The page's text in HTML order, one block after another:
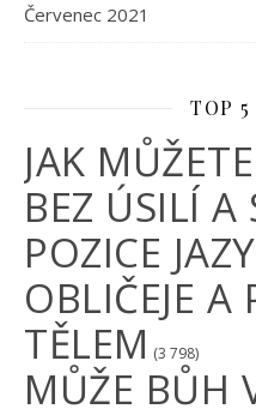
Červenec 2021
TOP
JAK
BEZ ÚSILÍ A
POZICE
OBLIČEJE A
TĚLEM (3 798)
MŮŽE BŮH